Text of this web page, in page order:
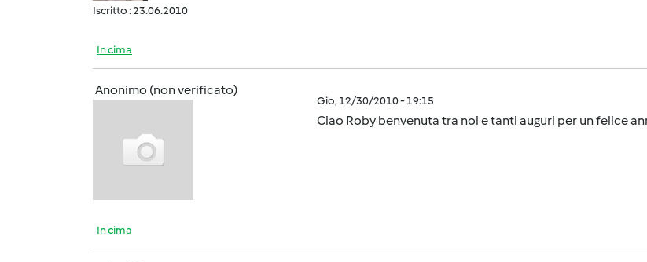
Iscritto : 23.06.2010
In cima
Anonimo (non verificato)
Gio, 12/30/2010 - 19:15
Ciao Roby benvenuta tra noi e tanti auguri per un felice
In cima